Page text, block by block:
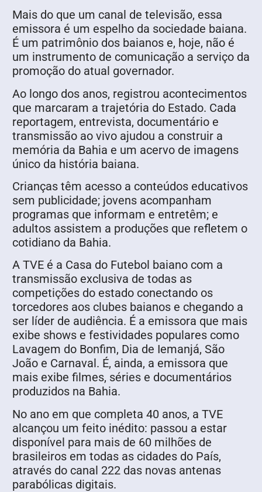
Mais do que um canal de televisão, essa
emissora é um espelho da sociedade baiana.
É um patrimônio dos baianos e, hoje, não é
um instrumento de comunicação a serviço da
promoção do atual governador.
Ao longo dos anos, registrou acontecimentos
que marcaram a trajetória do Estado. Cada
reportagem, entrevista, documentário e
transmissão ao vivo ajudou a construir a
memória da Bahia e um acervo de imagens
único da história baiana.
Crianças têm acesso a conteúdos educativos
sem publicidade; jovens acompanham
programas que informam e entretêm; e
adultos assistem a produções que refletem o
cotidiano da Bahia.
A TVE é a Casa do Futebol baiano com a
transmissão exclusiva de todas as
competições do estado conectando os
torcedores aos clubes baianos e chegando a
ser líder de audiência. É a emissora que mais
exibe shows e festividades populares como
Lavagem do Bonfim, Dia de Iemanjá, São
João e Carnaval. É, ainda, a emissora que
mais exibe filmes, séries e documentários
produzidos na Bahia.
No ano em que completa 40 anos, a TVE
alcançou um feito inédito: passou a estar
disponível para mais de 60 milhões de
brasileiros em todas as cidades do País,
através do canal 222 das novas antenas
parabólicas digitais.